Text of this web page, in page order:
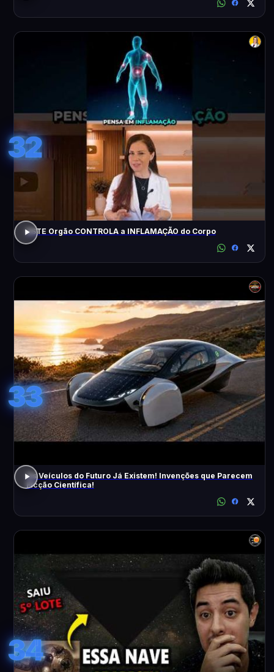
32
ESTE Orgão CONTROLA a INFLAMAÇÃO do Corpo
33
Os Veículos do Futuro Já Existem! Invenções que Parecem
Ficção Científica!
34